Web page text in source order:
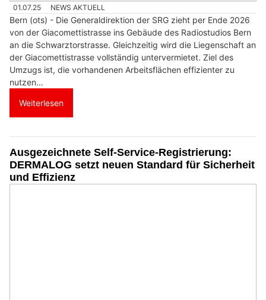
01.07.25 NEWS AKTUELL
Bern (ots) - Die Generaldirektion der SRG zieht per Ende 2026
von der Giacomettistrasse ins Gebäude des Radiostudios Bern
an die Schwarztorstrasse. Gleichzeitig wird die Liegenschaft an
der Giacomettistrasse vollständig untervermietet. Ziel des
Umzugs ist, die vorhandenen Arbeitsflächen effizienter zu
nutzen...
Weiterlesen
Ausgezeichnete Self-Service-Registrierung:
DERMALOG setzt neuen Standard für Sicherheit
und Effizienz